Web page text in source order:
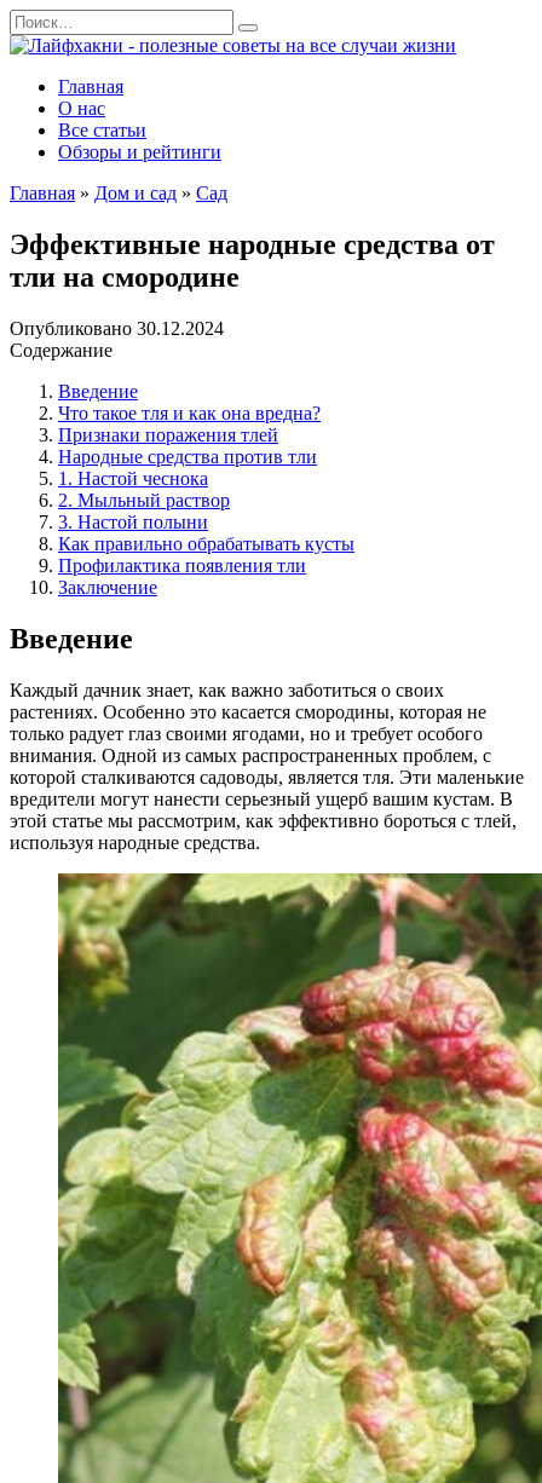
Перейти
к
содержанию
Search
for:
Главная
О нас
Все статьи
Обзоры и рейтинги
Главная » Дом и сад » Сад
Эффективные народные средства от
тли на смородине
Опубликовано 30.12.2024
Содержание
Введение
Что такое тля и как она вредна?
Признаки поражения тлей
Народные средства против тли
1. Настой чеснока
2. Мыльный раствор
3. Настой полыни
Как правильно обрабатывать кусты
Профилактика появления тли
Заключение
Введение
Каждый дачник знает, как важно заботиться о своих
растениях. Особенно это касается смородины, которая не
только радует глаз своими ягодами, но и требует особого
внимания. Одной из самых распространенных проблем, с
которой сталкиваются садоводы, является тля. Эти маленькие
вредители могут нанести серьезный ущерб вашим кустам. В
этой статье мы рассмотрим, как эффективно бороться с тлей,
используя народные средства.